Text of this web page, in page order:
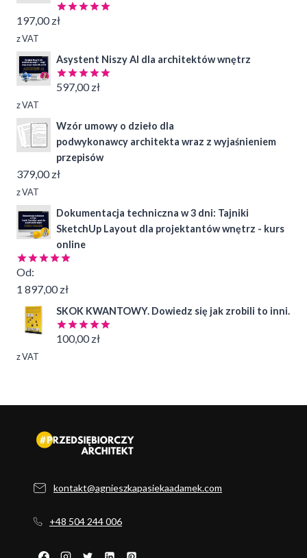
Oceniono
197,00zł
z VAT
Asystent Niszy AI dla architektów wnętrz
Oceniono
597,00zł
z VAT
Wzór umowy o dzieło dla
podwykonawcy architekta wraz z wyjaśnieniem
przepisów
379,00zł
z VAT
Dokumentacja techniczna w 3 dni: Tajniki
SketchUp Layout dla projektantów wnętrz - kurs
online
Oceniono
4.99na 5
Od:
1 897,00zł
SKOK KWANTOWY. Dowiedz się jak zrobili to inni.
Oceniono
100,00zł
z VAT
kontakt@agnieszkapasiekaadamek.com
+48 504 244 006